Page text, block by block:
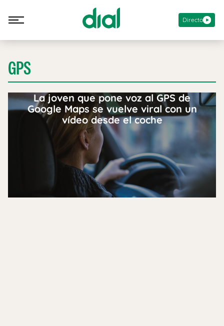
Directo
GPS
La joven que pone voz al GPS de
Google Maps se vuelve viral con un
vídeo desde el coche